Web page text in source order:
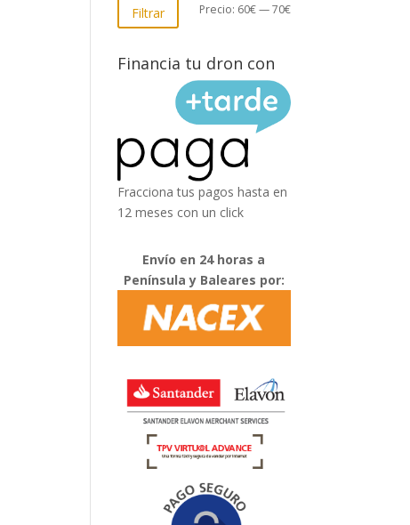
Precio
Precio
Filtrar Precio: 60€—70€
Financia tu dron con
Fracciona tus pagos hasta en
12 meses con un click
Envío en 24 horas a
Península y Baleares por: